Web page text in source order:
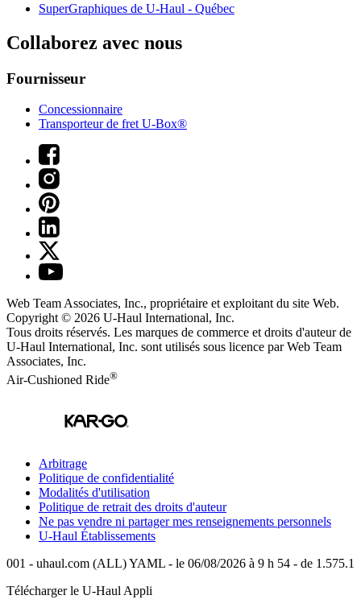
SuperGraphiques de U-Haul - Québec
Collaborez avec nous
Fournisseur
Concessionnaire
Transporteur de fret U-Box®
Web Team Associates, Inc., propriétaire et exploitant du site Web.
Copyright © 2026 U-Haul International, Inc.
Tous droits réservés. Les marques de commerce et droits d'auteur de
U-Haul International, Inc. sont utilisés sous licence par Web Team
Associates, Inc.
Air-Cushioned Ride®
Arbitrage
Politique de confidentialité
Modalités d'utilisation
Politique de retrait des droits d'auteur
Ne pas vendre ni partager mes renseignements personnels
U-Haul Établissements
001 - uhaul.com (ALL) YAML - le 06/08/2026 à 9 h 54 - de 1.575.1
Télécharger le U-Haul Appli